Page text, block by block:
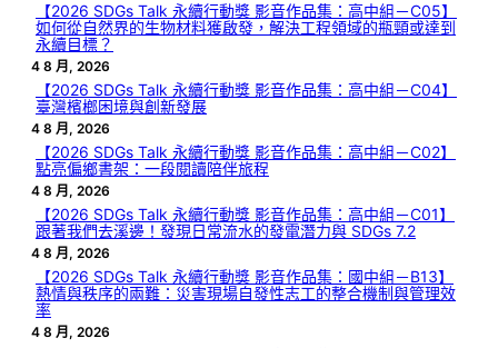
【2026 SDGs Talk 永續行動獎 影音作品集：高中組－C05】
如何從自然界的生物材料獲啟發，解決工程領域的瓶頸或達到
永續目標？
4 8 月, 2026
【2026 SDGs Talk 永續行動獎 影音作品集：高中組－C04】
臺灣檳榔困境與創新發展
4 8 月, 2026
【2026 SDGs Talk 永續行動獎 影音作品集：高中組－C02】
點亮偏鄉書架：一段閱讀陪伴旅程
4 8 月, 2026
【2026 SDGs Talk 永續行動獎 影音作品集：高中組－C01】
跟著我們去溪邊！發現日常流水的發電潛力與 SDGs 7.2
4 8 月, 2026
【2026 SDGs Talk 永續行動獎 影音作品集：國中組－B13】
熱情與秩序的兩難：災害現場自發性志工的整合機制與管理效
率
4 8 月, 2026